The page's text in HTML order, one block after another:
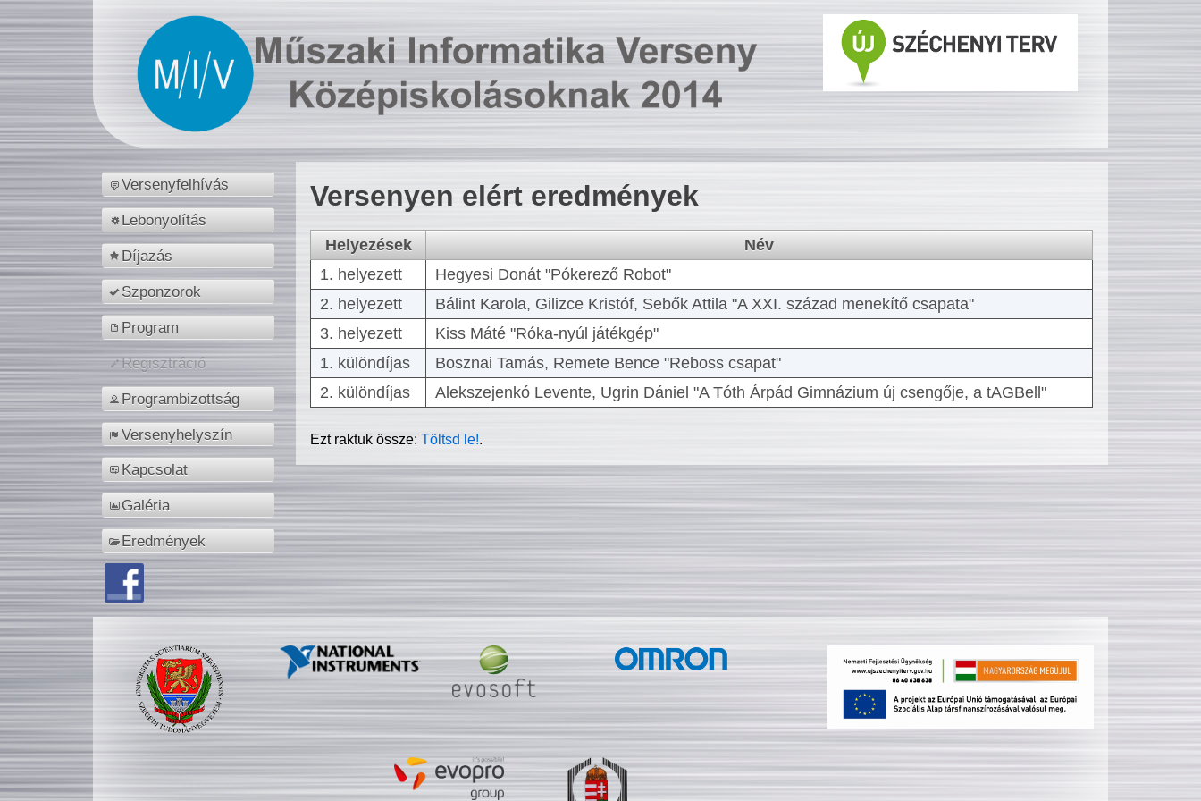
Versenyfelhívás
Lebonyolítás
Díjazás
Szponzorok
Program
Regisztráció
Programbizottság
Versenyhelyszín
Kapcsolat
Galéria
Eredmények
Versenyen elért eredmények
Helyezések
Név
1. helyezett
Hegyesi Donát "Pókerező Robot"
2. helyezett
Bálint Karola, Gilizce Kristóf, Sebők Attila "A XXI. század menekítő csapata"
3. helyezett
Kiss Máté "Róka-nyúl játékgép"
1. különdíjas
Bosznai Tamás, Remete Bence "Reboss csapat"
2. különdíjas
Alekszejenkó Levente, Ugrin Dániel "A Tóth Árpád Gimnázium új csengője, a tAGBell"
Ezt raktuk össze:Töltsd le!.